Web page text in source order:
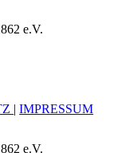
e.V.
|IMPRESSUM
e.V.